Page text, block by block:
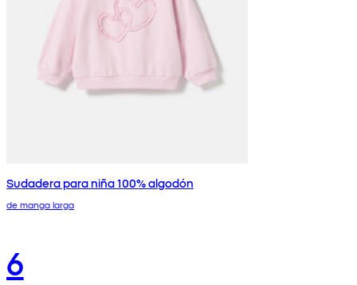
Sudadera para niña 100% algodón
de manga larga
6